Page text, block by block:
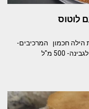
לוטוס
הילה חכמון המרכיבים-